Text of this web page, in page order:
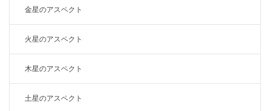
金星のアスペクト
火星のアスペクト
木星のアスペクト
土星のアスペクト